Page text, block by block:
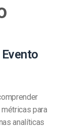
para
analíticas